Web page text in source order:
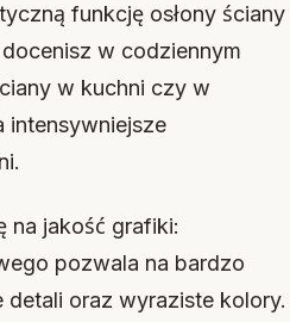
funkcję osłony ściany
w codziennym
w kuchni czy w
intensywniejsze
na jakość grafiki:
pozwala na bardzo
detali oraz wyraziste kolory.